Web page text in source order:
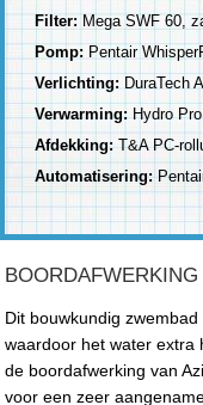
Filter: Mega SWF 60,
Pomp: Pentair
Verlichting: DuraTech
Verwarming:Hydro
Afdekking:T&A PC-
Automatisering:
Dit bouwkundig
waardoor het water extra
de boordafwerking van
voor een zeer